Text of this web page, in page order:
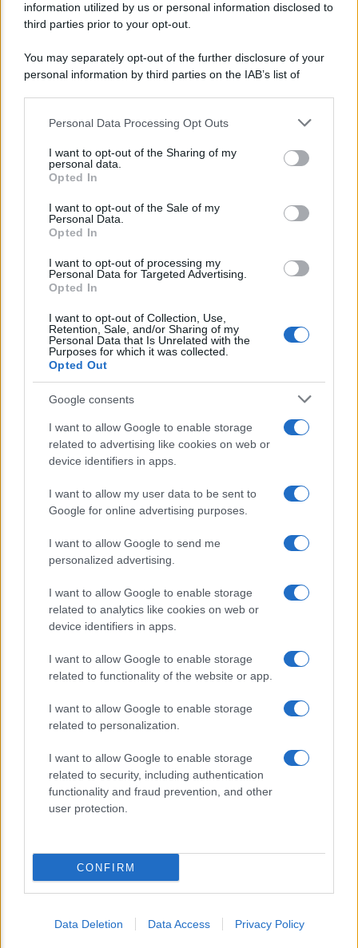
information utilized by us or personal information disclosed to
third parties prior to your opt-out.
You may separately opt-out of the further disclosure of your
personal information by third parties on the IAB’s list of
This information may also be disclosed by us to third parties
disclose it to other third parties.
Please note that this website/app uses one or more Google
services and may gather and store information including but
not limited to your visit or usage behaviour. You may click to
grant or deny consent to Google and its third-party tags to
consent section.
Personal Data Processing Opt Outs
I want to opt-out of the Sharing of my
personal data.
Opted In
I want to opt-out of the Sale of my
Personal Data.
Opted In
I want to opt-out of processing my
Personal Data for Targeted Advertising.
Opted In
I want to opt-out of Collection, Use,
Retention, Sale, and/or Sharing of my
Personal Data that Is Unrelated with the
Purposes for which it was collected.
Opted Out
Google consents
I want to allow Google to enable storage
related to advertising like cookies on web or
device identifiers in apps.
I want to allow my user data to be sent to
Google for online advertising purposes.
I want to allow Google to send me
personalized advertising.
I want to allow Google to enable storage
related to analytics like cookies on web or
device identifiers in apps.
I want to allow Google to enable storage
related to functionality of the website or app.
I want to allow Google to enable storage
related to personalization.
I want to allow Google to enable storage
related to security, including authentication
functionality and fraud prevention, and other
user protection.
CONFIRM
Data Deletion Data Access Privacy Policy
dell’INPS
INPS: la cassa integrazione si può chiedere
anche sotto i 35 gradi, ecco quando
Lo sapevi che...
E’ morto Vittorio Prodi, fratello di
Giorgia Meloni nel tempio della politica
Sondaggi Politici: Meloni piace anche a
CHI SIAMO
© 2026 - TZETZE - P.IVA 04827280654 - TESTATA REGISTRATA AL
TRIBUNALE DI NOCERA INFERIORE N. 8/2020 - RG N. 1336/2020
Privacy e Notifiche